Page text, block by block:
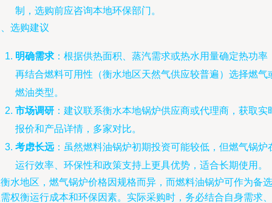
制，选购前应咨询本地环保部门。
选购建议
明确需求 ：根据供热面积、蒸汽需求或热水用量确定热功率
再结合燃料可用性（衡水地区天然气供应较普遍）选择燃气
燃油类型。
市场调研 ：建议联系衡水本地锅炉供应商或代理商，获取实
报价和产品详情，多家对比。
考虑长远 ：虽然燃料油锅炉初期投资可能较低，但燃气锅炉
运行效率、环保性和政策支持上更具优势，适合长期使用。
水地区，燃气锅炉价格因规格而异，而燃料油锅炉可作为备选
权衡运行成本和环保因素。实际采购时，务必结合自身需求、